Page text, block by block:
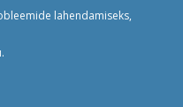
lahendamiseks,
.